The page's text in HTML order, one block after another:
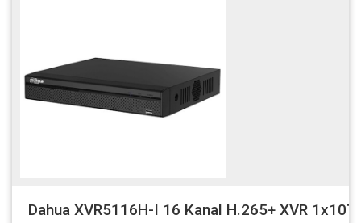
Dahua XVR5116H-I 16 Kanal H.265+ XVR